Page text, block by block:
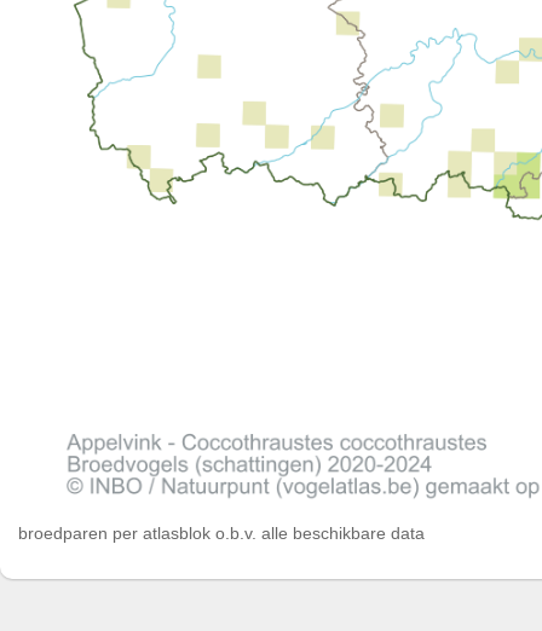
broedparen per atlasblok o.b.v. alle beschikbare data